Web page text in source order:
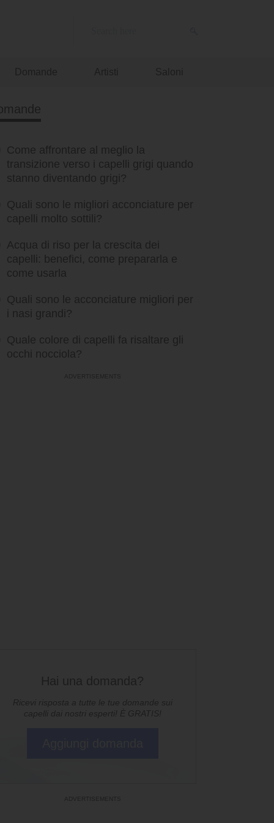
Come affrontare al meglio la
transizione verso i capelli grigi quando
stanno diventando grigi?
Quali sono le migliori acconciature per
capelli molto sottili?
Acqua di riso per la crescita dei
capelli: benefici, come prepararla e
come usarla
Quali sono le acconciature migliori per
i nasi grandi?
Quale colore di capelli fa risaltare gli
occhi nocciola?
Hai una domanda?
Ricevi risposta a tutte le tue domande sui
capelli dai nostri esperti! È GRATIS!